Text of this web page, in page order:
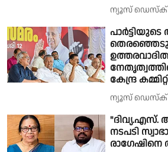
ന്യൂസ് ഡെസ്ക്
കേന്ദ്ര
ന്യൂസ് ഡെസ്ക്
"ദിവ്യ.എസ്.
നടപടി
രാഗേഷിനെ